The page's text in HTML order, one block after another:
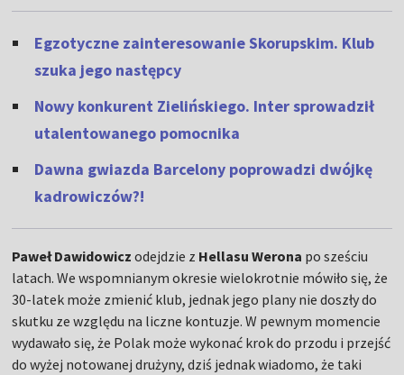
Egzotyczne zainteresowanie Skorupskim. Klub
szuka jego następcy
Nowy konkurent Zielińskiego. Inter sprowadził
utalentowanego pomocnika
Dawna gwiazda Barcelony poprowadzi dwójkę
kadrowiczów?!
Paweł Dawidowicz odejdzie z Hellasu Werona po sześciu
latach. We wspomnianym okresie wielokrotnie mówiło się, że
30-latek może zmienić klub, jednak jego plany nie doszły do
skutku ze względu na liczne kontuzje. W pewnym momencie
wydawało się, że Polak może wykonać krok do przodu i przejść
do wyżej notowanej drużyny, dziś jednak wiadomo, że taki